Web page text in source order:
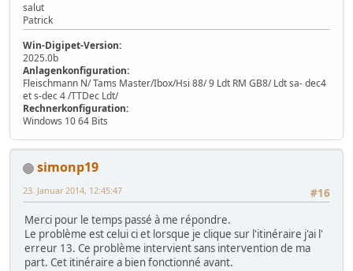
salut
Patrick
Win-Digipet-Version:
2025.0b
Anlagenkonfiguration:
Fleischmann N/ Tams Master/Ibox/Hsi 88/ 9 Ldt RM GB8/ Ldt sa- dec4
et s-dec 4 /TTDec Ldt/
Rechnerkonfiguration:
Windows 10 64 Bits
simonp19
#16
23. Januar 2014, 12:45:47
Merci pour le temps passé à me répondre.
Le problème est celui ci et lorsque je clique sur l'itinéraire j'ai l'
erreur 13. Ce problème intervient sans intervention de ma
part. Cet itinéraire a bien fonctionné avant.